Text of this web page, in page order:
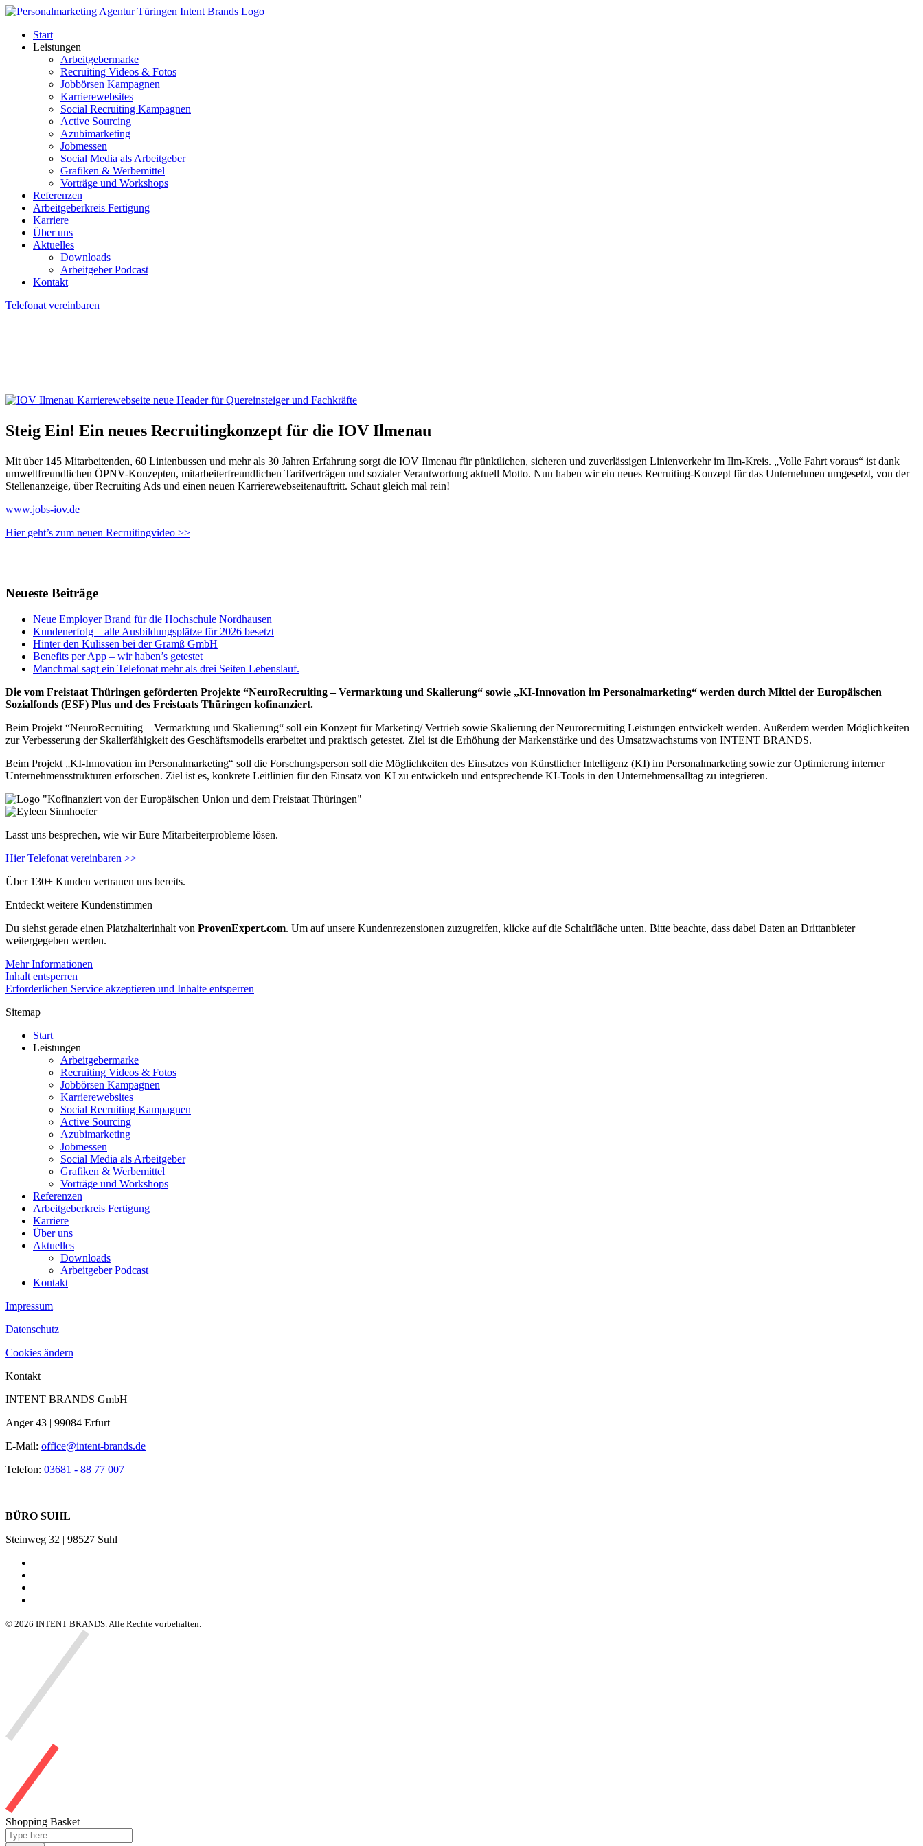
Start
Leistungen
Arbeitgebermarke
Recruiting Videos & Fotos
Jobbörsen Kampagnen
Karrierewebsites
Social Recruiting Kampagnen
Active Sourcing
Azubimarketing
Jobmessen
Social Media als Arbeitgeber
Grafiken & Werbemittel
Vorträge und Workshops
Referenzen
Arbeitgeberkreis Fertigung
Karriere
Über uns
Aktuelles
Downloads
Arbeitgeber Podcast
Kontakt
Telefonat vereinbaren
Steig Ein! Ein neues Recruitingkonzept für die IOV Ilmenau
Mit über 145 Mitarbeitenden, 60 Linienbussen und mehr als 30 Jahren Erfahrung sorgt die IOV Ilmenau für pünktlichen, sicheren und zuverlässigen Linienverkehr im Ilm-Kreis. „Volle Fahrt voraus“ ist dank
umweltfreundlichen ÖPNV-Konzepten, mitarbeiterfreundlichen Tarifverträgen und sozialer Verantwortung aktuell Motto. Nun haben wir ein neues Recruiting-Konzept für das Unternehmen umgesetzt, von der
Stellenanzeige, über Recruiting Ads und einen neuen Karrierewebseitenauftritt. Schaut gleich mal rein!
www.jobs-iov.de
Hier geht’s zum neuen Recruitingvideo >>
Neueste Beiträge
Neue Employer Brand für die Hochschule Nordhausen
Kundenerfolg – alle Ausbildungsplätze für 2026 besetzt
Hinter den Kulissen bei der Gramß GmbH
Benefits per App – wir haben’s getestet
Manchmal sagt ein Telefonat mehr als drei Seiten Lebenslauf.
Die vom Freistaat Thüringen geförderten Projekte “NeuroRecruiting – Vermarktung und Skalierung“ sowie „KI-Innovation im Personalmarketing“ werden durch Mittel der Europäischen
Sozialfonds (ESF) Plus und des Freistaats Thüringen kofinanziert.
Beim Projekt “NeuroRecruiting – Vermarktung und Skalierung“ soll ein Konzept für Marketing/ Vertrieb sowie Skalierung der Neurorecruiting Leistungen entwickelt werden. Außerdem werden Möglichkeiten
zur Verbesserung der Skalierfähigkeit des Geschäftsmodells erarbeitet und praktisch getestet. Ziel ist die Erhöhung der Markenstärke und des Umsatzwachstums von INTENT BRANDS.
Beim Projekt „KI-Innovation im Personalmarketing“ soll die Forschungsperson soll die Möglichkeiten des Einsatzes von Künstlicher Intelligenz (KI) im Personalmarketing sowie zur Optimierung interner
Unternehmensstrukturen erforschen. Ziel ist es, konkrete Leitlinien für den Einsatz von KI zu entwickeln und entsprechende KI-Tools in den Unternehmensalltag zu integrieren.
Lasst uns besprechen, wie wir Eure Mitarbeiterprobleme lösen.
Hier Telefonat vereinbaren >>
Über 130+ Kunden vertrauen uns bereits.
Entdeckt weitere Kundenstimmen
Du siehst gerade einen Platzhalterinhalt von ProvenExpert.com. Um auf unsere Kundenrezensionen zuzugreifen, klicke auf die Schaltfläche unten. Bitte beachte, dass dabei Daten an Drittanbieter
weitergegeben werden.
Mehr Informationen
Inhalt entsperren
Erforderlichen Service akzeptieren und Inhalte entsperren
Sitemap
Start
Leistungen
Arbeitgebermarke
Recruiting Videos & Fotos
Jobbörsen Kampagnen
Karrierewebsites
Social Recruiting Kampagnen
Active Sourcing
Azubimarketing
Jobmessen
Social Media als Arbeitgeber
Grafiken & Werbemittel
Vorträge und Workshops
Referenzen
Arbeitgeberkreis Fertigung
Karriere
Über uns
Aktuelles
Downloads
Arbeitgeber Podcast
Kontakt
Impressum
Datenschutz
Cookies ändern
Kontakt
INTENT BRANDS GmbH
Anger 43 | 99084 Erfurt
E-Mail: office@intent-brands.de
Telefon: 03681 - 88 77 007
BÜRO SUHL
Steinweg 32 | 98527 Suhl
© 2026 INTENT BRANDS. Alle Rechte vorbehalten.
Shopping Basket